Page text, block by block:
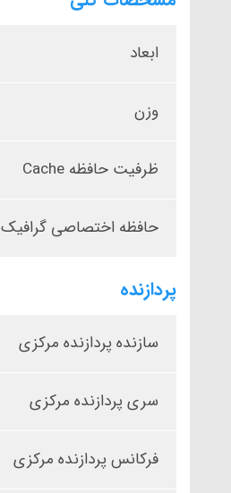
ابعاد
وزن
ظرفیت حافظه Cache
حافظه اختصاصی گرافیک
پردازنده
سازنده پردازنده مرکزی
سری پردازنده مرکزی
فرکانس پردازنده مرکزی